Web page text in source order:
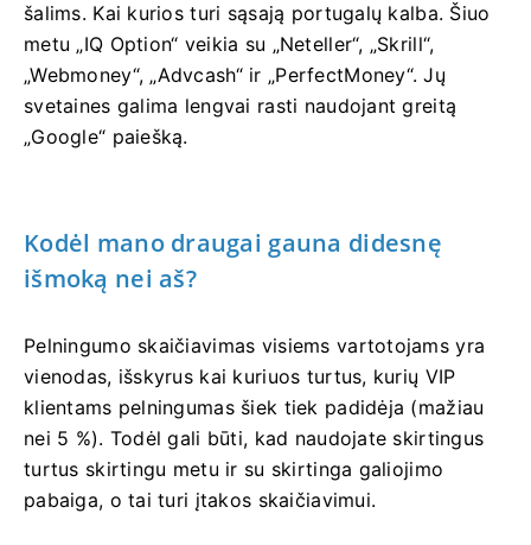
šalims. Kai kurios turi sąsają portugalų kalba. Šiuo
metu „IQ Option“ veikia su „Neteller“, „Skrill“,
„Webmoney“, „Advcash“ ir „PerfectMoney“. Jų
svetaines galima lengvai rasti naudojant greitą
„Google“ paiešką.
Kodėl mano draugai gauna didesnę
išmoką nei aš?
Pelningumo skaičiavimas visiems vartotojams yra
vienodas, išskyrus kai kuriuos turtus, kurių VIP
klientams pelningumas šiek tiek padidėja (mažiau
nei 5 %). Todėl gali būti, kad naudojate skirtingus
turtus skirtingu metu ir su skirtinga galiojimo
pabaiga, o tai turi įtakos skaičiavimui.